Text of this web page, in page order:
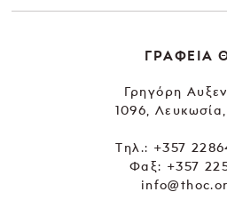
ΓΡΑΦΕΙΑ
Γρηγόρη
1096,
Tηλ.: +357
Φαξ: +357